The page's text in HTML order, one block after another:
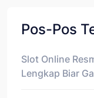
Pos-Pos
Slot Online
Lengkap Biar